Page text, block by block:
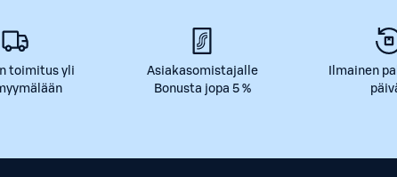
toimitus yli
Asiakasomistajalle
Bonusta jopa 5 %
Ilmainen